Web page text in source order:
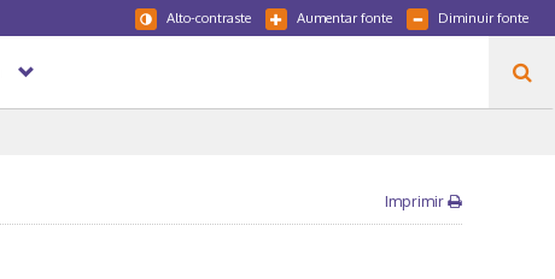
Diminuir fonte
Aumentar fonte
Alto-contraste
Imprimir